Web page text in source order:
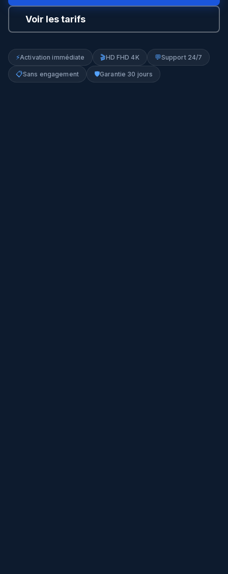
Voir les tarifs
⚡Activation immédiate 🎬HD FHD 4K 💬Support 24/7
📋Sans engagement 🛡️Garantie 30 jours